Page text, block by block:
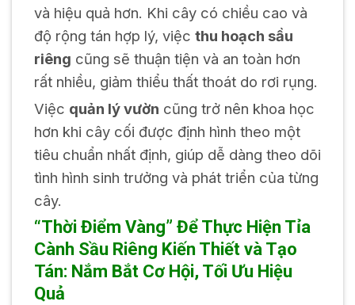
và hiệu quả hơn. Khi cây có chiều cao và
độ rộng tán hợp lý, việc thu hoạch sầu
riêng cũng sẽ thuận tiện và an toàn hơn
rất nhiều, giảm thiểu thất thoát do rơi rụng.
Việc quản lý vườn cũng trở nên khoa học
hơn khi cây cối được định hình theo một
tiêu chuẩn nhất định, giúp dễ dàng theo dõi
tình hình sinh trưởng và phát triển của từng
cây.
“Thời Điểm Vàng” Để Thực Hiện Tỉa
Cành Sầu Riêng Kiến Thiết và Tạo
Tán: Nắm Bắt Cơ Hội, Tối Ưu Hiệu
Quả